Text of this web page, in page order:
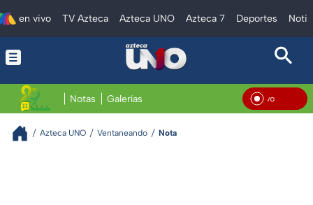
en vivo TV Azteca Azteca UNO Azteca 7 Deportes
Notas Galerías En
Azteca UNO Ventaneando Nota